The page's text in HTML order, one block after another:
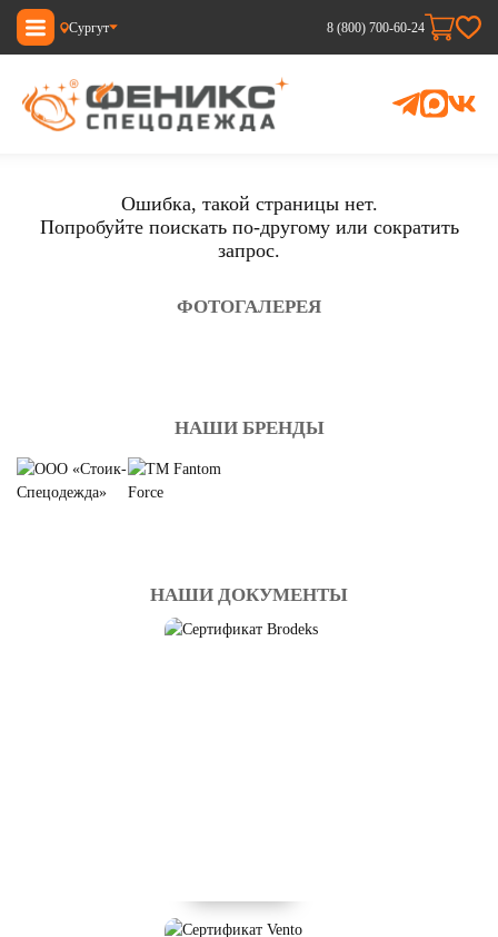
Сургут 8 (800) 700-60-24
Ошибка, такой страницы нет.
Попробуйте поискать по-другому или сократить
запрос.
ФОТОГАЛЕРЕЯ
НАШИ БРЕНДЫ
НАШИ ДОКУМЕНТЫ